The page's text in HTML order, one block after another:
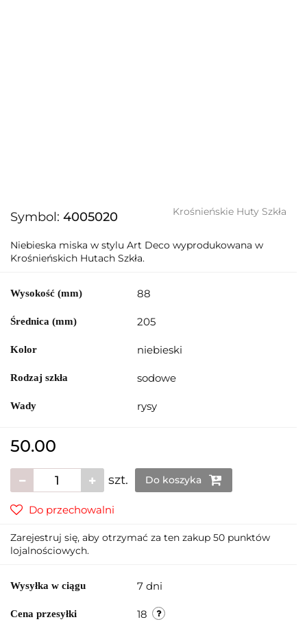
Symbol: 4005020 Krośnieńskie Huty Szkła
Niebieska miska w stylu Art Deco wyprodukowana w
Krośnieńskich Hutach Szkła.
Wysokość (mm) 88
Średnica (mm) 205
Kolor niebieski
Rodzaj szkła sodowe
Wady rysy
50.00
szt. Do koszyka
Do przechowalni
Zarejestruj się, aby otrzymać za ten zakup 50 punktów
lojalnościowych.
Wysyłka w ciągu 7 dni
Cena przesyłki 18